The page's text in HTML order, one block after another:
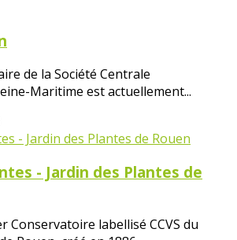
de la Société Centrale
Maritime est actuellement...
- Jardin des Plantes de
Conservatoire labellisé CCVS du